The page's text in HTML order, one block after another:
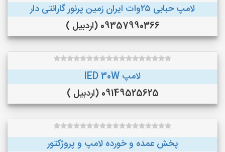
لامپ حبابی ۲۵وات ایران زمین پرنور گارانتی دار
09357990366 (اردبیل )
لامپ lED 30W
09149525625 (اردبیل )
پخش عمده و خورده لامپ و پروژکتور